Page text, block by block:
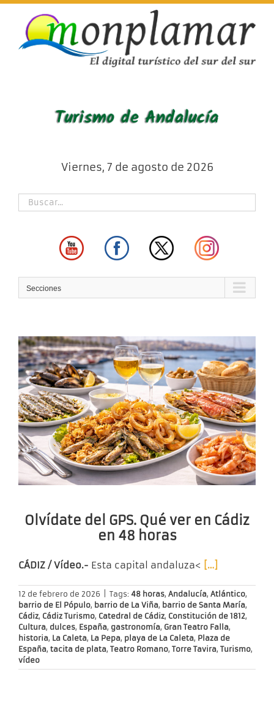
Skip
content
Viernes, 7 de agosto de 2026
Secciones
Olvídate del GPS. Qué ver en Cádiz
en 48 horas
CÁDIZ / Vídeo.- Esta capital andaluza< […]
12 de febrero de 2026 Tags: 48 horas, Andalucía, Atlántico,
barrio de El Pópulo, barrio de La Viña, barrio de Santa María,
Cádiz, Cádiz Turismo, Catedral de Cádiz, Constitución de 1812,
Cultura, dulces, España, gastronomía, Gran Teatro Falla,
historia, La Caleta, La Pepa, playa de La Caleta, Plaza de
España, tacita de plata, Teatro Romano, Torre Tavira, Turismo,
vídeo